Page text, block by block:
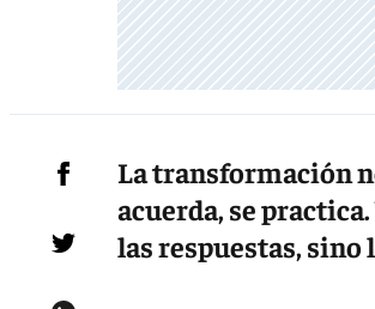
La transformación
acuerda, se
las respuestas, sino